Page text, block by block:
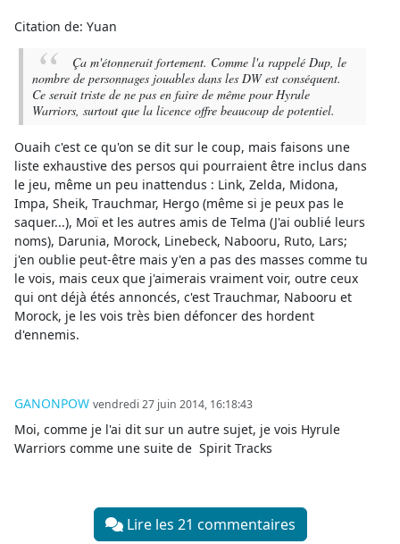
Citation de: Yuan
Ça m'étonnerait fortement. Comme l'a rappelé Dup, le
nombre de personnages jouables dans les DW est conséquent.
Ce serait triste de ne pas en faire de même pour Hyrule
Warriors, surtout que la licence offre beaucoup de potentiel.
Ouaih c'est ce qu'on se dit sur le coup, mais faisons une
liste exhaustive des persos qui pourraient être inclus dans
le jeu, même un peu inattendus : Link, Zelda, Midona,
Impa, Sheik, Trauchmar, Hergo (même si je peux pas le
saquer...), Moï et les autres amis de Telma (J'ai oublié leurs
noms), Darunia, Morock, Linebeck, Nabooru, Ruto, Lars;
j'en oublie peut-être mais y'en a pas des masses comme tu
le vois, mais ceux que j'aimerais vraiment voir, outre ceux
qui ont déjà étés annoncés, c'est Trauchmar, Nabooru et
Morock, je les vois très bien défoncer des hordent
d'ennemis.
GANONPOW vendredi 27 juin 2014, 16:18:43
Moi, comme je l'ai dit sur un autre sujet, je vois Hyrule
Warriors comme une suite de Spirit Tracks
Lire les 21 commentaires